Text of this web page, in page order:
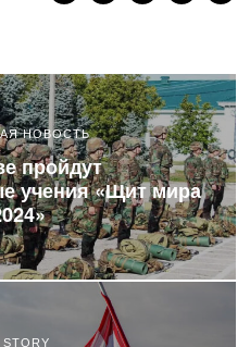
НОВОСТЬ
пройдут
учения «Щит мира
STORY